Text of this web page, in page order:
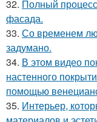
32. Полный
фасада.
33. Со временем
задумано.
34. В этом видео
настенного
помощью
35. Интерьер,